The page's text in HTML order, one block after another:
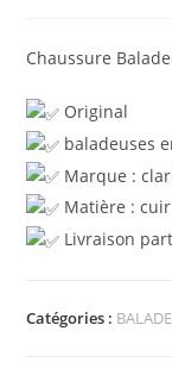
Chaussure
Original
baladeuses
Marque :
Matière :
Livraison
Catégories :